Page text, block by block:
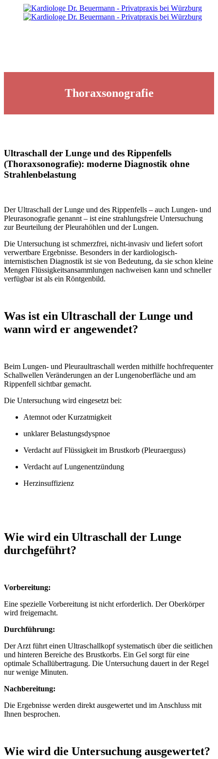
Thoraxsonografie
Ultraschall der Lunge und des Rippenfells
(Thoraxsonografie): moderne Diagnostik ohne
Strahlenbelastung
Der Ultraschall der Lunge und des Rippenfells – auch Lungen- und
Pleurasonografie genannt – ist eine strahlungsfreie Untersuchung
zur Beurteilung der Pleurahöhlen und der Lungen.
Die Untersuchung ist schmerzfrei, nicht-invasiv und liefert sofort
verwertbare Ergebnisse. Besonders in der kardiologisch-
internistischen Diagnostik ist sie von Bedeutung, da sie schon kleine
Mengen Flüssigkeitsansammlungen nachweisen kann und schneller
verfügbar ist als ein Röntgenbild.
Was ist ein Ultraschall der Lunge und
wann wird er angewendet?
Beim Lungen- und Pleuraultraschall werden mithilfe hochfrequenter
Schallwellen Veränderungen an der Lungenoberfläche und am
Rippenfell sichtbar gemacht.
Die Untersuchung wird eingesetzt bei:
Atemnot oder Kurzatmigkeit
unklarer Belastungsdyspnoe
Verdacht auf Flüssigkeit im Brustkorb (Pleuraerguss)
Verdacht auf Lungenentzündung
Herzinsuffizienz
Wie wird ein Ultraschall der Lunge
durchgeführt?
Vorbereitung:
Eine spezielle Vorbereitung ist nicht erforderlich. Der Oberkörper
wird freigemacht.
Durchführung:
Der Arzt führt einen Ultraschallkopf systematisch über die seitlichen
und hinteren Bereiche des Brustkorbs. Ein Gel sorgt für eine
optimale Schallübertragung. Die Untersuchung dauert in der Regel
nur wenige Minuten.
Nachbereitung:
Die Ergebnisse werden direkt ausgewertet und im Anschluss mit
Ihnen besprochen.
Wie wird die Untersuchung ausgewertet?